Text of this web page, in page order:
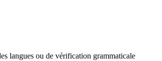
langues ou de vérification grammaticale